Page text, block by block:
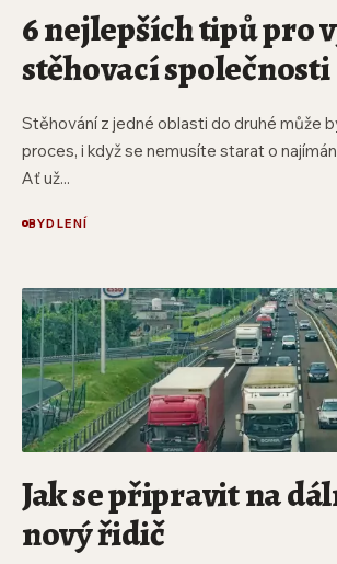
6 nejlepších tipů pro
stěhovací společnosti
Stěhování z jedné oblasti do druhé může
proces, i když se nemusíte starat o
Ať už...
BYDLENÍ
Jak se připravit na
nový řidič